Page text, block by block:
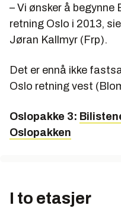
– Vi ønsker å
retning Oslo i 2013,
Jøran Kallmyr (Frp).
Det er ennå ikke
Oslo retning vest
Oslopakke 3:
Oslopakken
I to etasjer